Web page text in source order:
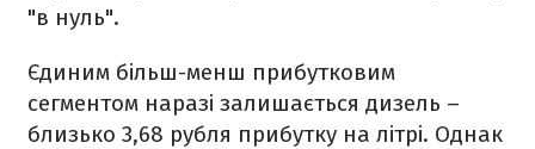
"в нуль".
Єдиним більш-менш прибутковим
сегментом наразі залишається дизель –
близько 3,68 рубля прибутку на літрі. Однак